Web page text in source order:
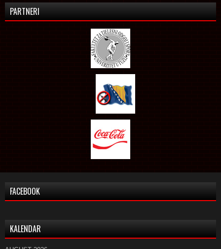
PARTNERI
FACEBOOK
KALENDAR